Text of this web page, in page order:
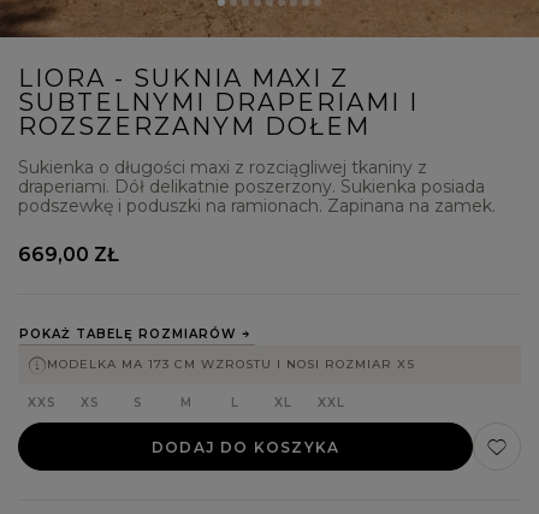
LIORA - SUKNIA MAXI Z
SUBTELNYMI DRAPERIAMI I
ROZSZERZANYM DOŁEM
Sukienka o długości maxi z rozciągliwej tkaniny z
draperiami. Dół delikatnie poszerzony. Sukienka posiada
podszewkę i poduszki na ramionach. Zapinana na zamek.
POKAŻ TABELĘ ROZMIARÓW
MODELKA MA 173 CM WZROSTU I NOSI ROZMIAR XS
XXS XS S M L XL XXL
DODAJ DO KOSZYKA
669,00 ZŁ